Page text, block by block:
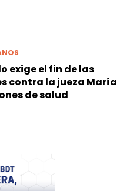
exige el fin de las
contra la jueza María
de salud